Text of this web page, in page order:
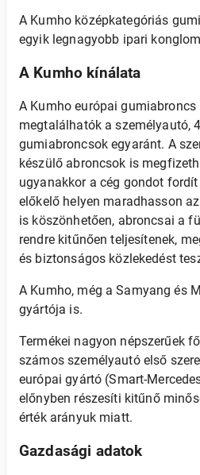
A Kumho középkategóriás
egyik legnagyobb ipari
A Kumho kínálata
A Kumho európai
megtalálhatók a személyautó,
gumiabroncsok egyaránt. A
készülő abroncsok is
ugyanakkor a cég gondot
előkelő helyen maradhasson
is köszönhetően, abroncsai a
rendre kitűnően teljesítenek,
és biztonságos közlekedést
A Kumho, még a Samyang és
gyártója is.
Termékei nagyon népszerűek
számos személyautó első
európai gyártó (Smart-
előnyben részesíti kitűnő
érték arányuk miatt.
Gazdasági adatok